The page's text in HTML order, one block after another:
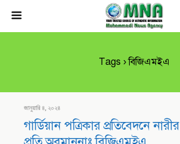
Tags › বিজিএমইএ
জানুয়ারি ৪, ২০২৪
গার্ডিয়ান পত্রিকার প্রতিবেদনে নারীর